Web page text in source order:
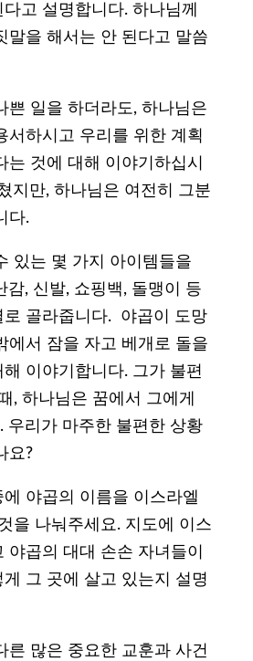
고 설명합니다. 하나님께
말을 해서는 안 된다고 말씀
쁜 일을 하더라도, 하나님은
서하시고 우리를 위한 계획
는 것에 대해 이야기하십시
지만, 하나님은 여전히 그분
다.
있는 몇 가지 아이템들을
감, 신발, 쇼핑백, 돌맹이 등
로 골라줍니다. 야곱이 도망
에서 잠을 자고 베개로 돌을
이야기합니다. 그가 불편
, 하나님은 꿈에서 그에게
우리가 마주한 불편한 상황
요?
야곱의 이름을 이스라엘
을 나눠주세요. 지도에 이스
야곱의 대대 손손 자녀들이
게 그 곳에 살고 있는지 설명
른 많은 중요한 교훈과 사건